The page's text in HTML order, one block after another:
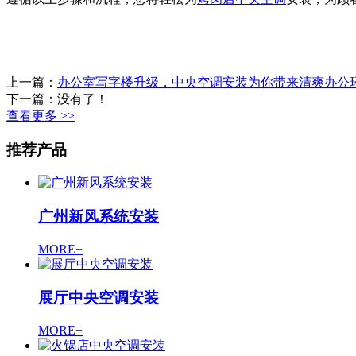
上一篇： 办公室写字楼升级，中央空调安装为你带来清爽办公
下一篇：没有了！
查看更多 >>
推荐产品
广州新风系统安装
MORE+
展厅中央空调安装
MORE+